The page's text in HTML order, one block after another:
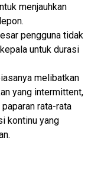
menjauhkan
pengguna tidak
untuk durasi
melibatkan
yang intermittent,
rata-rata
kontinu yang